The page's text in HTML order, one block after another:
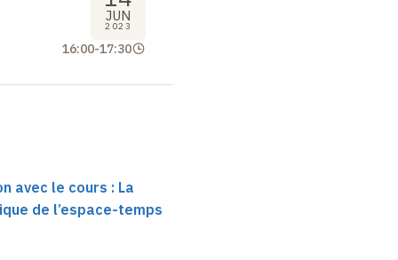
JUN
2023
16:00-17:30
avec le cours : La
de l’espace-temps